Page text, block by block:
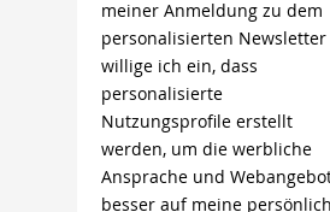
meiner Anmeldung zu dem
personalisierten Newsletter
willige ich ein, dass
personalisierte
Nutzungsprofile erstellt
werden, um die werbliche
Ansprache und
besser auf meine